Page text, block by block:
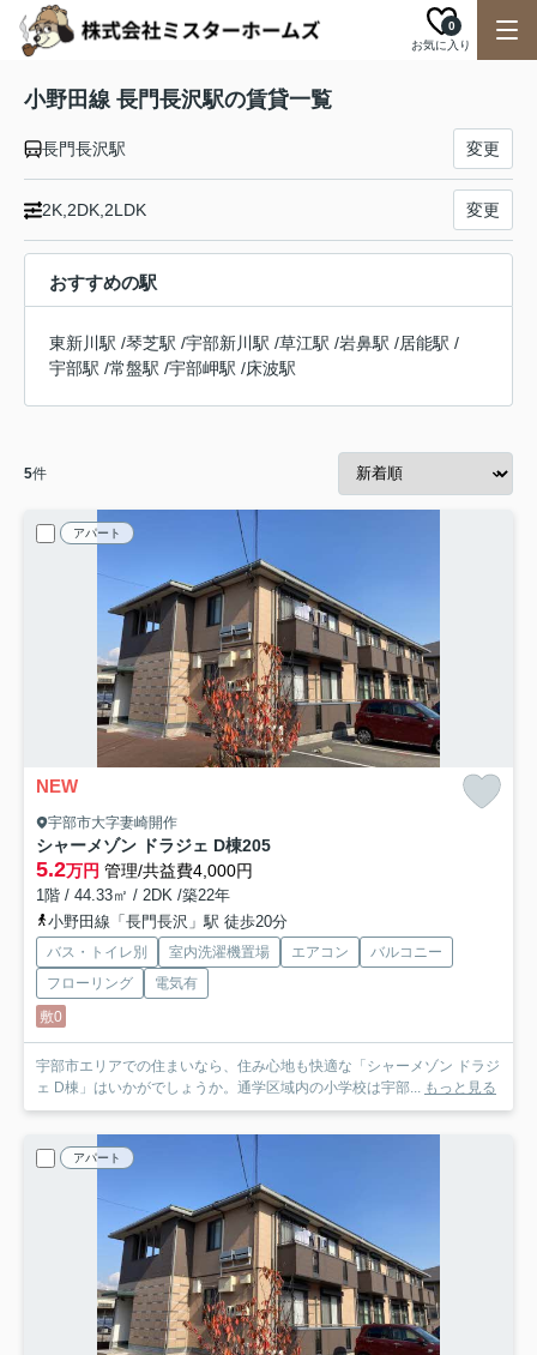
お気に入り
0
小野田線 長門長沢駅の賃貸一覧
長門長沢駅 変更
2K,2DK,2LDK 変更
おすすめの駅
東新川駅 /琴芝駅 /宇部新川駅 /草江駅 /岩鼻駅 /居能駅 /
宇部駅 /常盤駅 /宇部岬駅 /床波駅
5件
アパート
NEW
宇部市大字妻崎開作
シャーメゾン ドラジェ D棟205
5.2万円 管理/共益費4,000円
1階 / 44.33㎡ / 2DK /築22年
小野田線「長門長沢」駅 徒歩20分
バス・トイレ別 室内洗濯機置場 エアコン
バルコニー
フローリング
電気有
敷0
宇部市エリアでの住まいなら、住み心地も快適な「シャーメゾン ドラジ
ェ D棟」はいかがでしょうか。通学区域内の小学校は宇部... もっと見る
アパート